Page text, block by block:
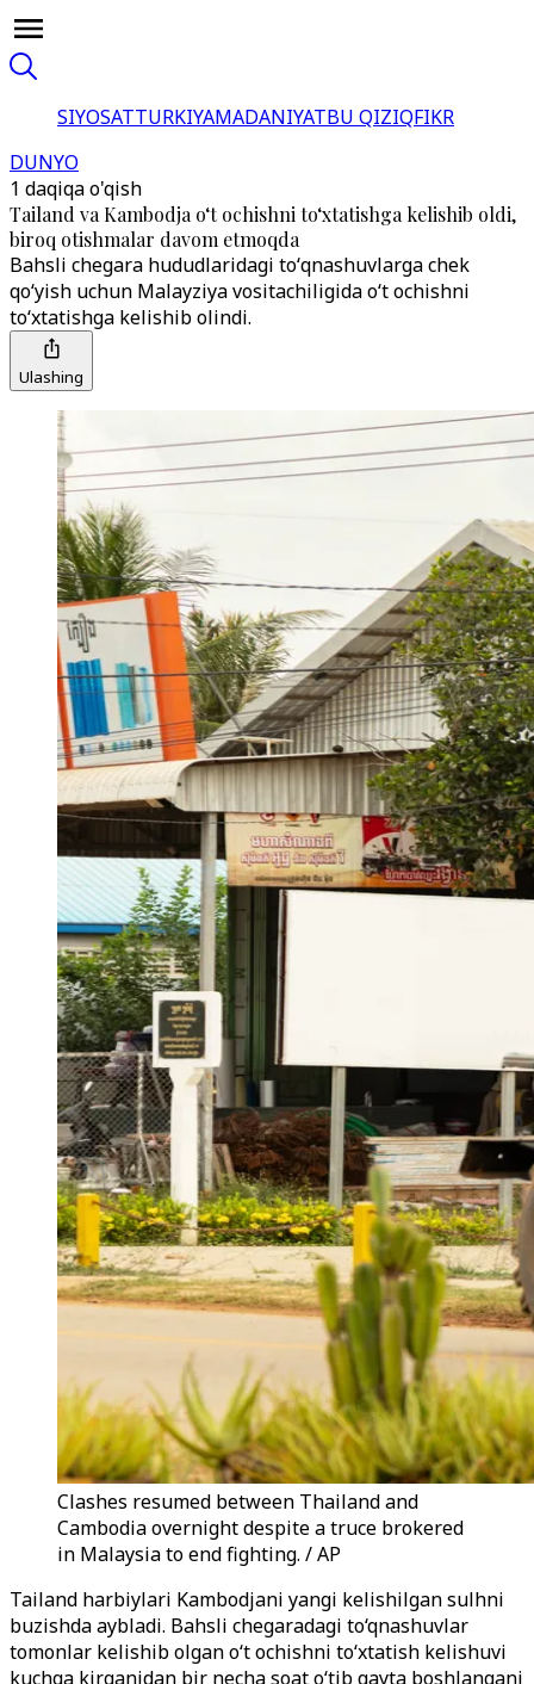
SIYOSATTURKIYAMADANIYATBU QIZIQFIKR
DUNYO
1 daqiqa o'qish
Tailand va Kambodja o‘t ochishni to‘xtatishga kelishib oldi,
biroq otishmalar davom etmoqda
Bahsli chegara hududlaridagi toʻqnashuvlarga chek
qoʻyish uchun Malayziya vositachiligida oʻt ochishni
toʻxtatishga kelishib olindi.
Ulashing
Clashes resumed between Thailand and
Cambodia overnight despite a truce brokered
in Malaysia to end fighting. / AP
Tailand harbiylari Kambodjani yangi kelishilgan sulhni
buzishda aybladi. Bahsli chegaradagi to‘qnashuvlar
tomonlar kelishib olgan o‘t ochishni to‘xtatish kelishuvi
kuchga kirganidan bir necha soat o‘tib qayta boshlangani